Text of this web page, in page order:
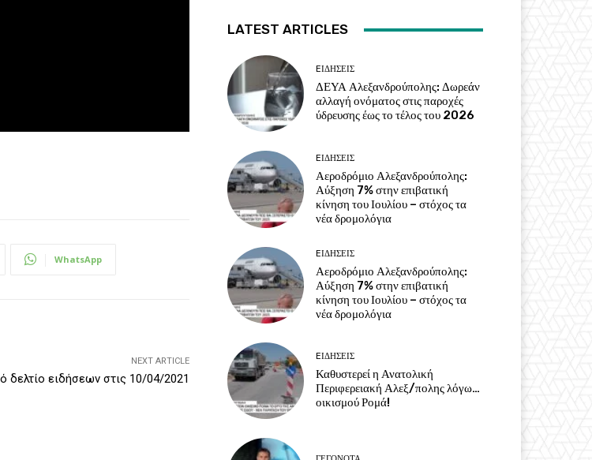
WhatsApp
NEXT ARTICLE
δελτίο ειδήσεων στις 10/04/2021
LATEST ARTICLES
EΙΔΗΣΕΙΣ
ΔΕΥΑ Αλεξανδρούπολης: Δωρεάν
αλλαγή ονόματος στις παροχές
ύδρευσης έως το τέλος του 2026
EΙΔΗΣΕΙΣ
Αεροδρόμιο Αλεξανδρούπολης:
Αύξηση 7% στην επιβατική
κίνηση του Ιουλίου – στόχος τα
νέα δρομολόγια
EΙΔΗΣΕΙΣ
Αεροδρόμιο Αλεξανδρούπολης:
Αύξηση 7% στην επιβατική
κίνηση του Ιουλίου – στόχος τα
νέα δρομολόγια
EΙΔΗΣΕΙΣ
Καθυστερεί η Ανατολική
Περιφερειακή Αλεξ/πολης λόγω…
οικισμού Ρομά!